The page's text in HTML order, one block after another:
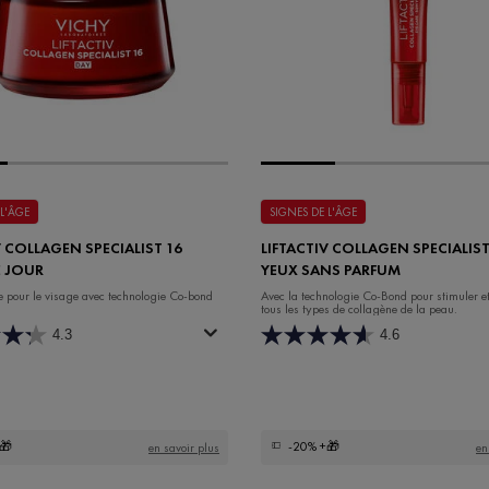
COLLAGEN SPECIALIST 16
JOUR
le visage avec technologie Co-bond
4.3
en savoir plus
SIGNES DE L'ÂGE
LIFTACTIV COLLAGEN
YEUX SANS PARFUM
Avec la technologie Co-Bond pour stimuler
tous les types de collagène de la peau.
4.6
-20%+🎁